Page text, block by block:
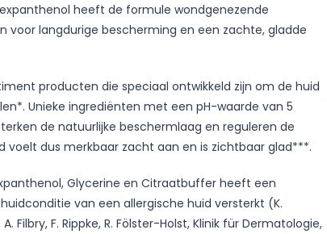
heeft de formule wondgenezende
voor langdurige bescherming en een zachte, gladde
producten die speciaal ontwikkeld zijn om de huid
Unieke ingrediënten met een pH-waarde van 5
de natuurlijke beschermlaag en reguleren de
voelt dus merkbaar zacht aan en is zichtbaar glad***.
Glycerine en Citraatbuffer heeft een
van een allergische huid versterkt (K.
Filbry, F. Rippke, R. Fölster-Holst, Klinik für Dermatologie,